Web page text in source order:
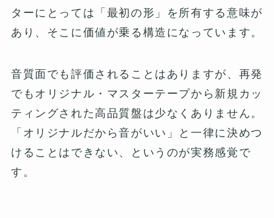
ターにとっては「最初の形」を所有する意味が
あり、そこに価値が乗る構造になっています。
音質面でも評価されることはありますが、再発
でもオリジナル・マスターテープから新規カッ
ティングされた高品質盤は少なくありません。
「オリジナルだから音がいい」と一律に決めつ
けることはできない、というのが実務感覚で
す。